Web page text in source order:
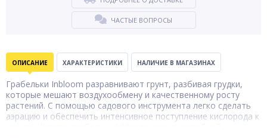
ЧАСТЫЕ ВОПРОСЫ
ОПИСАНИЕ ХАРАКТЕРИСТИКИ НАЛИЧИЕ В МАГАЗИНАХ
Грабельки Inbloom разравнивают грунт, разбивая грудки,
которые мешают воздухообмену и качественному росту
растений. С помощью садового инструмента легко сделать
аэрацию и обеспечить интенсивное поступление кислорода к